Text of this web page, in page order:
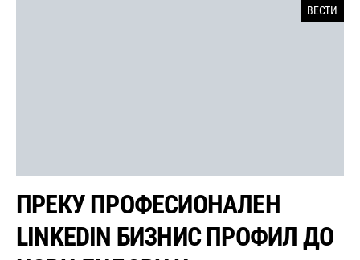
ВЕСТИ
ПРЕКУ ПРОФЕСИОНАЛЕН
LINKEDIN БИЗНИС ПРОФИЛ ДО